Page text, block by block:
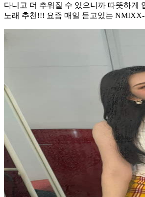
다니고 더 추워질 수 있으니까 따뜻하게
노래 추천!!! 요즘 매일 듣고있는 NMIXX-